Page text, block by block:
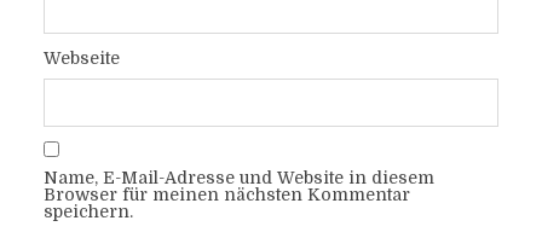
Webseite
Name, E-Mail-Adresse und Website in diesem
Browser für meinen nächsten Kommentar
speichern.